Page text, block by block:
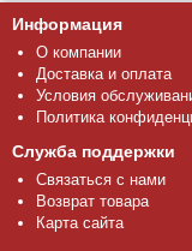
Информация
О компании
Доставка и оплата
Условия
Политика
Служба поддержки
Связаться с нами
Возврат товара
Карта сайта